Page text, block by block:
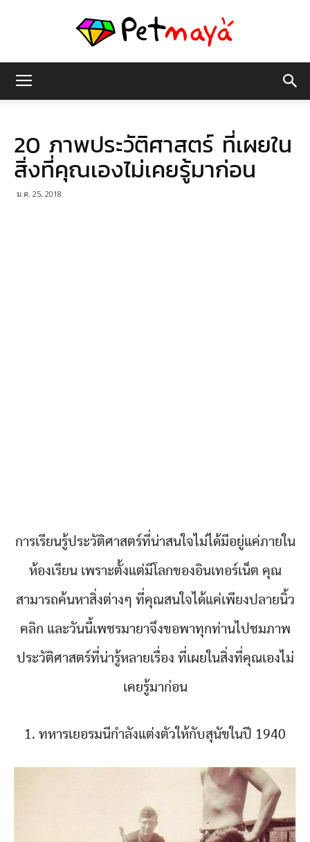
มายา
20 ภาพประวัติศาสตร์ ที่เผยใน
สิ่งที่คุณเองไม่เคยรู้มาก่อน
ม.ค. 25, 2018
การเรียนรู้ประวัติศาสตร์ที่น่าสนใจไม่ได้มีอยู่แค่ภายใน
ห้องเรียน เพราะตั้งแต่มีโลกของอินเทอร์เน็ต คุณ
สามารถค้นหาสิ่งต่างๆ ที่คุณสนใจได้แค่เพียงปลายนิ้ว
คลิก และวันนี้เพชรมายาจึงขอพาทุกท่านไปชมภาพ
ประวัติศาสตร์ที่น่ารู้หลายเรื่อง ที่เผยในสิ่งที่คุณเองไม่
เคยรู้มาก่อน
1. ทหารเยอรมนีกำลังแต่งตัวให้กับสุนัขในปี 1940